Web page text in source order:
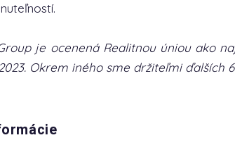
Group je ocenená Realitnou úniou ako
Okrem iného sme držiteľmi ďalších